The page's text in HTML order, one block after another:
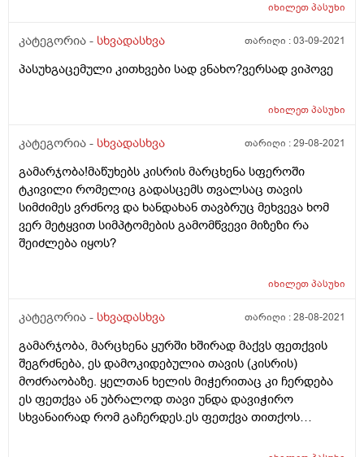
გულებზე მცირედი კანის აქერცვლაც მაქვს ზოგჯერ.
იხილეთპასუხი
კატეგორია - სხვადასხვა თარიღი :03-09-2021
პასუხგაცემული კითხვები სად ვნახო?ვერსად ვიპოვე
იხილეთპასუხი
კატეგორია - სხვადასხვა თარიღი :29-08-2021
გამარჯობა!მაწუხებს კისრის მარცხენა სფეროში
ტკივილი რომელიც გადასცემს თვალსაც თავის
სიმძიმეს ვრძნოვ და ხანდახან თავბრუც მეხვევა ხომ
ვერ მეტყვით სიმპტომების გამომწვევი მიზეზი რა
შეიძლება იყოს?
იხილეთპასუხი
კატეგორია - სხვადასხვა თარიღი :28-08-2021
გამარჯობა, მარცხენა ყურში ხშირად მაქვს ფეთქვის
შეგრძნება, ეს დამოკიდებულია თავის (კისრის)
მოძრაობაზე. ყელთან ხელის მიჭერითაც კი ჩერდება
ეს ფეთქვა ან უბრალოდ თავი უნდა დავიჭირო
სხვანაირად რომ გაჩერდეს.ეს ფეთქვა თითქოს
და აღმოვაჩინე რო ასე ფეთქვა ჩერდებოდა. მითხრეს